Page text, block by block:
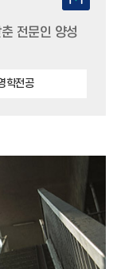
전문인 양성
학전공